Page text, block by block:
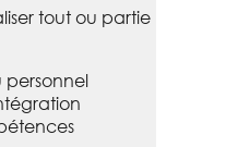
tout ou partie
personnel